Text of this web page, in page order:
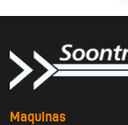
Maquinas